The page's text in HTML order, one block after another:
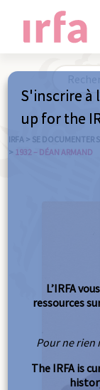
IRFA > SE DOCUMENTER
> 1932 – DÉAN ARMAND
S'inscrire à
up for the
L’IRFA
ressources
Pour ne rien
The IRFA is